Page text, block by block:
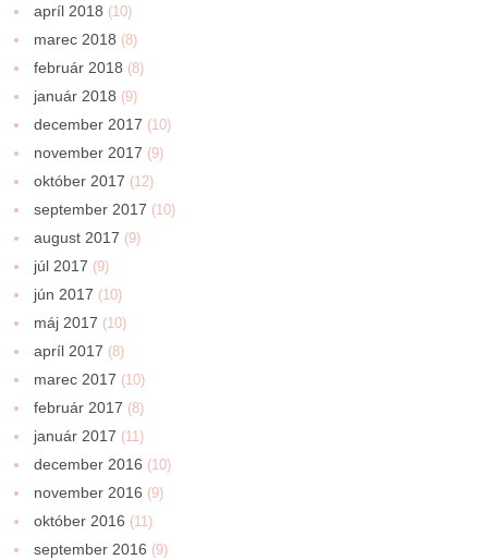
apríl 2018 (10)
marec 2018 (8)
február 2018 (8)
január 2018 (9)
december 2017 (10)
november 2017 (9)
október 2017 (12)
september 2017 (10)
august 2017 (9)
júl 2017 (9)
jún 2017 (10)
máj 2017 (10)
apríl 2017 (8)
marec 2017 (10)
február 2017 (8)
január 2017 (11)
december 2016 (10)
november 2016 (9)
október 2016 (11)
september 2016 (9)